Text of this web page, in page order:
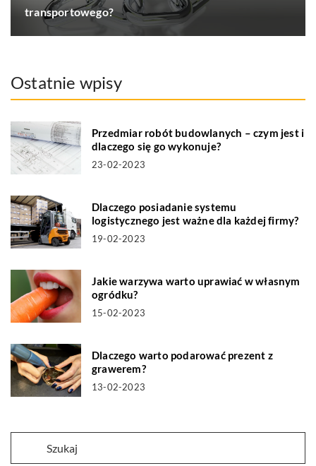
transportowego?
Ostatnie wpisy
Przedmiar robót budowlanych – czym jest i
dlaczego się go wykonuje?
23-02-2023
Dlaczego posiadanie systemu
logistycznego jest ważne dla każdej firmy?
19-02-2023
Jakie warzywa warto uprawiać w własnym
ogródku?
15-02-2023
Dlaczego warto podarować prezent z
grawerem?
13-02-2023